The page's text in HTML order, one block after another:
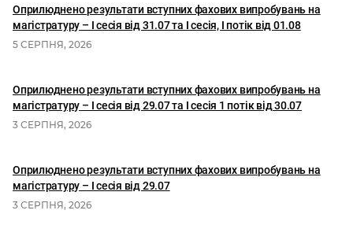
Оприлюднено результати вступних фахових випробувань на
магістратуру – І сесія від 31.07 та І сесія, I потік від 01.08
5 СЕРПНЯ, 2026
Оприлюднено результати вступних фахових випробувань на
магістратуру – І сесія від 29.07 та І сесія 1 потік від 30.07
3 СЕРПНЯ, 2026
Оприлюднено результати вступних фахових випробувань на
магістратуру – І сесія від 29.07
3 СЕРПНЯ, 2026